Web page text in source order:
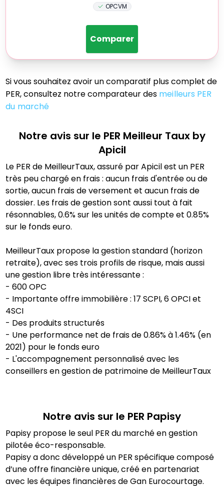
OPCVM
Comparer
Si vous souhaitez avoir un comparatif plus complet de
PER, consultez notre comparateur des meilleurs PER
du marché
Notre avis sur le PER Meilleur Taux by
Apicil
Le PER de MeilleurTaux, assuré par Apicil est un PER
très peu chargé en frais : aucun frais d'entrée ou de
sortie, aucun frais de versement et aucun frais de
dossier. Les frais de gestion sont aussi tout à fait
résonnables, 0.6% sur les unités de compte et 0.85%
sur le fonds euro.
MeilleurTaux propose la gestion standard (horizon
retraite), avec ses trois profils de risque, mais aussi
une gestion libre très intéressante :
- 600 OPC
- Importante offre immobilière : 17 SCPI, 6 OPCI et
4SCI
- Des produits structurés
- Une performance net de frais de 0.86% à 1.46% (en
2021) pour le fonds euro
- L'accompagnement personnalisé avec les
conseillers en gestion de patrimoine de MeilleurTaux
Notre avis sur le PER Papisy
Papisy propose le seul PER du marché en gestion
pilotée éco-responsable.
Papisy a donc développé un PER spécifique composé
d’une offre financière unique, créé en partenariat
avec les équipes financières de Gan Eurocourtage.